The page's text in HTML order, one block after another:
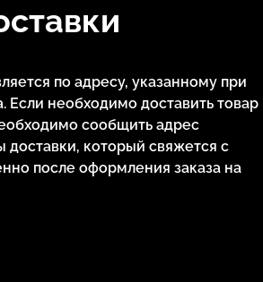
по адресу, указанному при
Если необходимо доставить товар
сообщить адрес
который свяжется с
после оформления заказа на